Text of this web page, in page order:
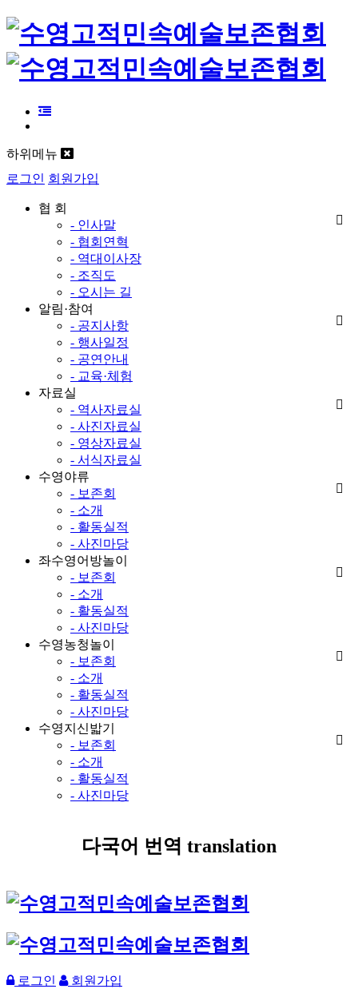
하위메뉴
로그인 회원가입
협 회
- 인사말
- 협회연혁
- 역대이사장
- 조직도
- 오시는 길
알림·참여
- 공지사항
- 행사일정
- 공연안내
- 교육·체험
자료실
- 역사자료실
- 사진자료실
- 영상자료실
- 서식자료실
수영야류
- 보존회
- 소개
- 활동실적
- 사진마당
좌수영어방놀이
- 보존회
- 소개
- 활동실적
- 사진마당
수영농청놀이
- 보존회
- 소개
- 활동실적
- 사진마당
수영지신밟기
- 보존회
- 소개
- 활동실적
- 사진마당
다국어 번역 translation
로그인 회원가입